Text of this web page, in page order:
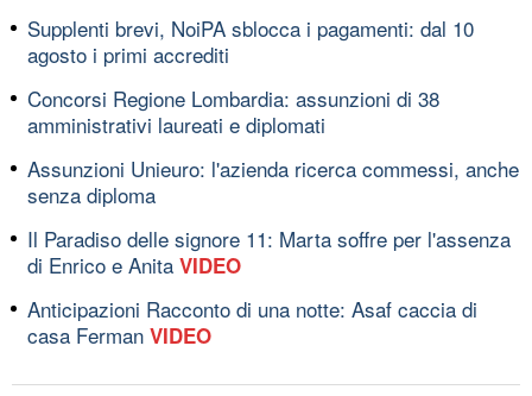
Supplenti brevi, NoiPA sblocca i pagamenti: dal 10
agosto i primi accrediti
Concorsi Regione Lombardia: assunzioni di 38
amministrativi laureati e diplomati
Assunzioni Unieuro: l'azienda ricerca commessi, anche
senza diploma
Il Paradiso delle signore 11: Marta soffre per l'assenza
di Enrico e Anita VIDEO
Anticipazioni Racconto di una notte: Asaf caccia di
casa Ferman VIDEO